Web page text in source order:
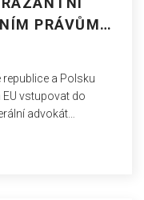
PRÁVŮM
a Polsku
vstupovat do
advokát
byly spuštěny a